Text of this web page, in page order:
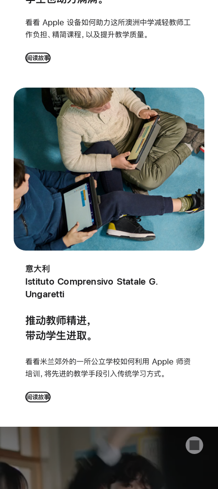
看看 Apple 设备如何助力这所澳洲中学减轻教师工
作负担、精简课程，以及提升教学质量。
阅读故事
意大利
Istituto Comprensivo Statale G.
Ungaretti
推动教师精进，
带动学生进取。
看看米兰郊外的一所公立学校如何利用 Apple 师资
培训，将先进的教学手段引入传统学习方式。
阅读故事